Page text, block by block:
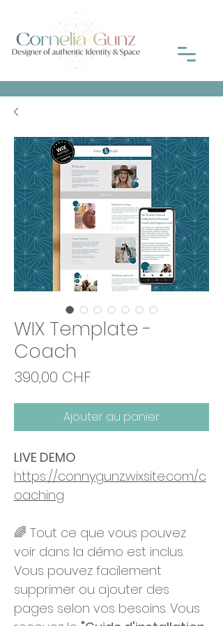
WIX Template -
Coach
390,00 CHFPrix
Ajouter au panier
LIVE DEMO
https://connygunz.wixsite.com/c
oaching
🌈 Tout ce que vous pouvez
voir dans la démo est inclus.
Vous pouvez facilement
supprimer ou ajouter des
pages selon vos besoins. Vous